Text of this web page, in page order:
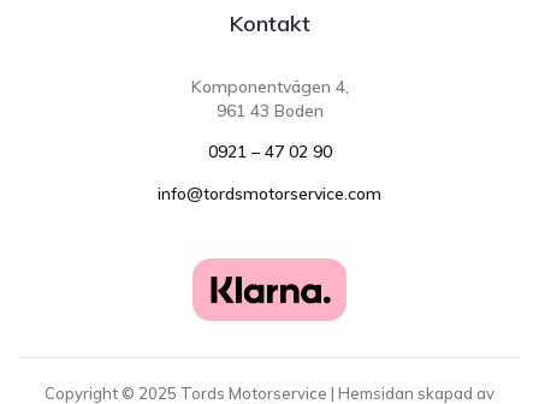
Kontakt
Komponentvägen 4,
961 43 Boden
0921 – 47 02 90
info@tordsmotorservice.com
Copyright © 2025 Tords Motorservice | Hemsidan skapad av